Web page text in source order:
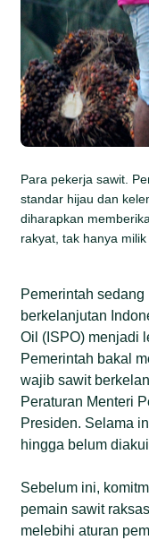
Para pekerja sawit.
standar hijau dan
diharapkan
rakyat, tak hanya
Pemerintah
berkelanjutan
Oil (ISPO) menjadi
Pemerintah bakal
wajib sawit
Peraturan Menteri
Presiden. Selama
hingga belum
Sebelum ini,
pemain sawit
melebihi aturan